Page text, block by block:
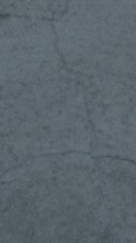
『EGALite』はフランス革命でのスロー